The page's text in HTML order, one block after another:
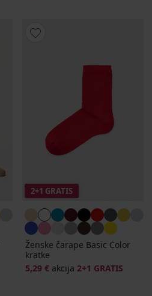
2+1 GRATIS
Ženske čarape Basic Color
kratke
5,29 € akcija 2+1 GRATIS